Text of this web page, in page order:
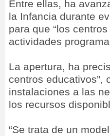
Entre ellas, ha
la Infancia durante
para que “los
actividades
La apertura, ha
centros educativos”,
instalaciones a las
los recursos
“Se trata de un